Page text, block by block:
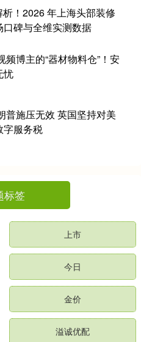
！2026 年上海头部装修
碑与全维实测数据
频博主的“器材物料仓”！安
忧
普施压无效 英国坚持对美
字服务税
标签
上市
今日
金价
溢诚优配